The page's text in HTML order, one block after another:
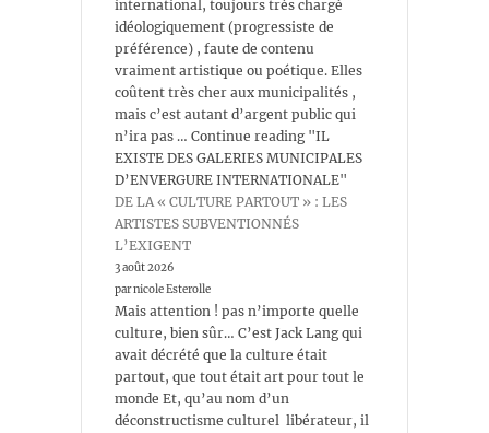
international, toujours très chargé
idéologiquement (progressiste de
préférence) , faute de contenu
vraiment artistique ou poétique. Elles
coûtent très cher aux municipalités ,
mais c’est autant d’argent public qui
n’ira pas … Continue reading "IL
EXISTE DES GALERIES MUNICIPALES
D’ENVERGURE INTERNATIONALE"
DE LA « CULTURE PARTOUT » : LES
ARTISTES SUBVENTIONNÉS
L’EXIGENT
3 août 2026
par nicole Esterolle
Mais attention ! pas n’importe quelle
culture, bien sûr… C’est Jack Lang qui
avait décrété que la culture était
partout, que tout était art pour tout le
monde Et, qu’au nom d’un
déconstructisme culturel libérateur, il